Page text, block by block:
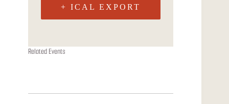
+ ICAL EXPORT
Related Events
11 août à 19h00
ALIZARINA
FACON JUTU